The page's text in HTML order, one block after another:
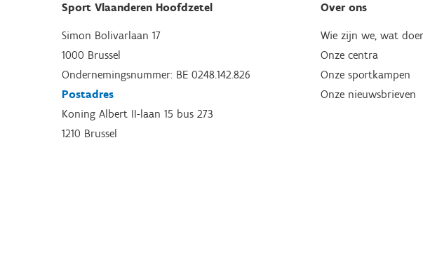
Sport Vlaanderen Hoofdzetel
Simon Bolivarlaan 17
1000 Brussel
Ondernemingsnummer: BE 0248.142.826
Postadres
Koning Albert II-laan 15 bus 273
1210 Brussel
Over ons
Wie zijn we, wat
Onze centra
Onze sportkampen
Onze nieuwsbrieven